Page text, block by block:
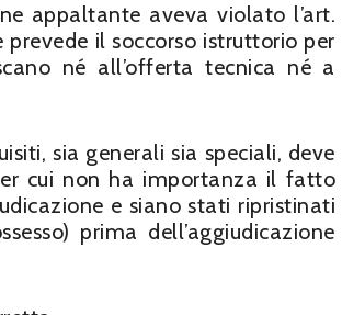
appaltante aveva violato l’art.
il soccorso istruttorio per
né all’offerta tecnica né a
sia generali sia speciali, deve
cui non ha importanza il fatto
e siano stati ripristinati
prima dell’aggiudicazione